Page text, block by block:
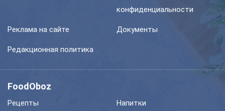
конфиденциальности
Реклама на сайте Документы
Редакционная политика
FoodOboz
Рецепты
Напитки